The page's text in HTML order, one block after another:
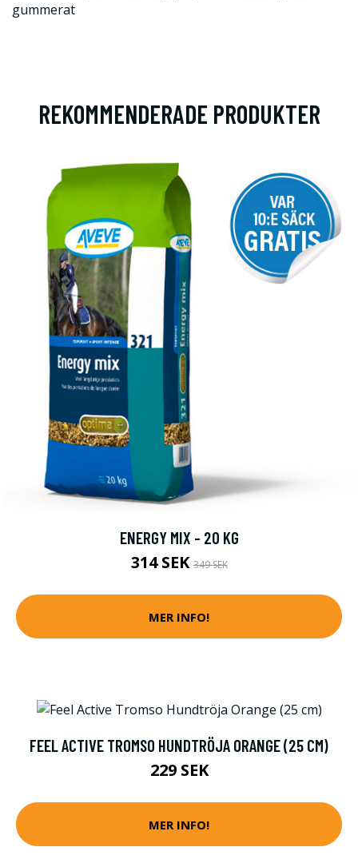
gummerat
REKOMMENDERADE PRODUKTER
ENERGY MIX - 20 KG
314 SEK349 SEK
MER INFO!
FEEL ACTIVE TROMSO HUNDTRÖJA ORANGE (25 CM)
229 SEK
MER INFO!